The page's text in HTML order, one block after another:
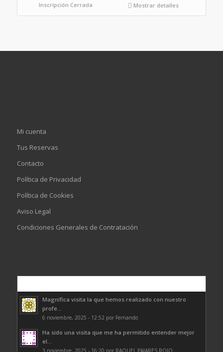
Inscripción Cerrada Mostrar detalles
Mi cuenta
Tus Reservas
Contacto
Política de Privacidad
Política de Cookies
Aviso Legal
Condiciones Generales de Contratación
Magnífica visita la que hemos realizado con nuestro
profe...
6 noviembre, 2025 - 12:52 por Fernando
Ha sido una visita que me ha permitido entender mejor
el...
3 noviembre, 2025 - 16:20 por RAQUEL PAJARES ROJO